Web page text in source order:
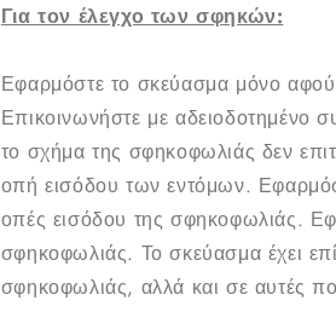
Για τον έλεγχο των σφηκών:
Εφαρμόστε το σκεύασμα μόνο αφού
Επικοινωνήστε με αδειοδοτημένο
το σχήμα της σφηκοφωλιάς δεν
οπή εισόδου των εντόμων.
οπές εισόδου της σφηκοφωλιάς.
σφηκοφωλιάς. Το σκεύασμα έχει
σφηκοφωλιάς, αλλά και σε αυτές